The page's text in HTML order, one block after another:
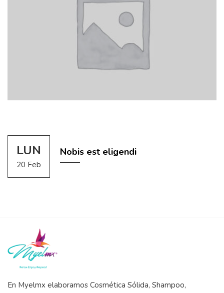
LUN
20 Feb
Nobis est eligendi
En Myelmx elaboramos Cosmética Sólida, Shampoo,